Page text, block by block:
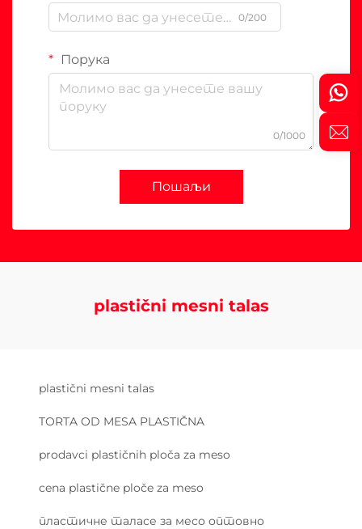
0/200
Порука
0/1000
Пошаљи
plastični mesni talas
plastični mesni talas
TORTA OD MESA PLASTIČNA
prodavci plastičnih ploča za meso
cena plastične ploče za meso
пластичне таласе за месо оптовно